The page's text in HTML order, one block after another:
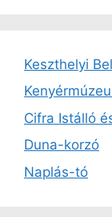
Keszthelyi
Cifra Istálló
Duna-korzó
Naplás-tó